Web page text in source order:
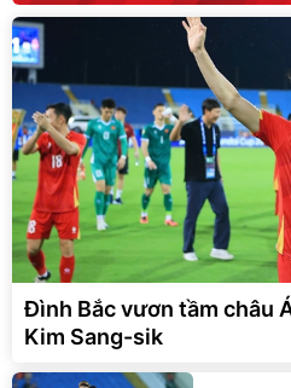
Đình Bắc vươn tầm châu
Kim Sang-sik